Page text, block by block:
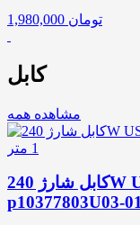
1,980,000 تومان
کابل
مشاهده همه
کابل شارژ 240W USB-C باسئوس مدل